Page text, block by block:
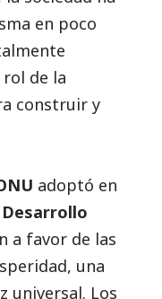
en poco
de la
construir y
adoptó en
Desarrollo
a favor de las
una
universal. Los